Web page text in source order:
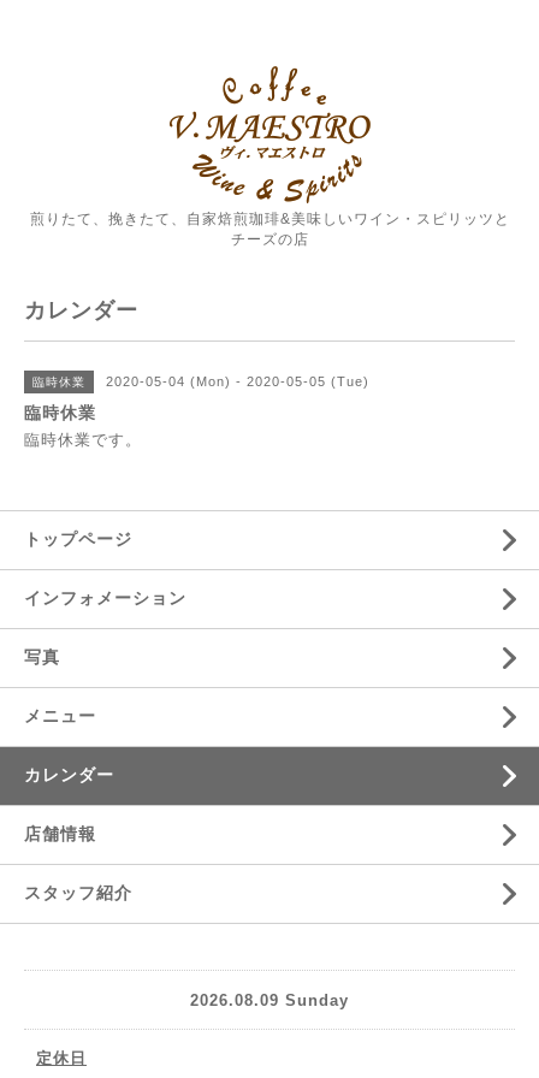
煎りたて、挽きたて、自家焙煎珈琲&美味しいワイン・スピリッツと
チーズの店
カレンダー
臨時休業 2020-05-04 (Mon) - 2020-05-05 (Tue)
臨時休業
臨時休業です。
トップページ
インフォメーション
写真
メニュー
カレンダー
店舗情報
スタッフ紹介
2026.08.09 Sunday
定休日